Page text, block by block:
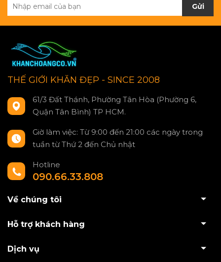
Gửi
THẾ GIỚI KHĂN ĐẸP - SINCE 2008
61/3 Đất Thánh, Phường Tân Hòa (Phường 6,
Quận Tân Bình) TP HCM.
Giờ làm việc: Từ 9:00 đến 21:00 các ngày trong
tuần từ Thứ 2 đến Chủ nhật
Hotline
090.66.33.808
Về chúng tôi
Hỗ trợ khách hàng
Dịch vụ